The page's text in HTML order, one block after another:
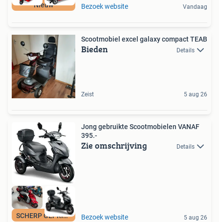
Nieuw Bezoek website Vandaag
Scootmobiel excel galaxy compact TEAB
Bieden Details
Zeist 5 aug 26
SCHERP GEPRIJSD!
Jong gebruikte Scootmobielen VANAF
395.-
Zie omschrijving Details
Bezoek website 5 aug 26